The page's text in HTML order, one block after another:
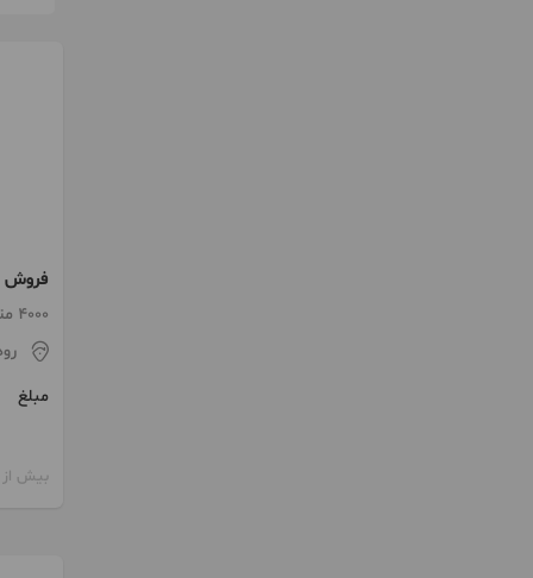
فروش
4000 متر
مبلغ
بیش از 12 ماه پیش